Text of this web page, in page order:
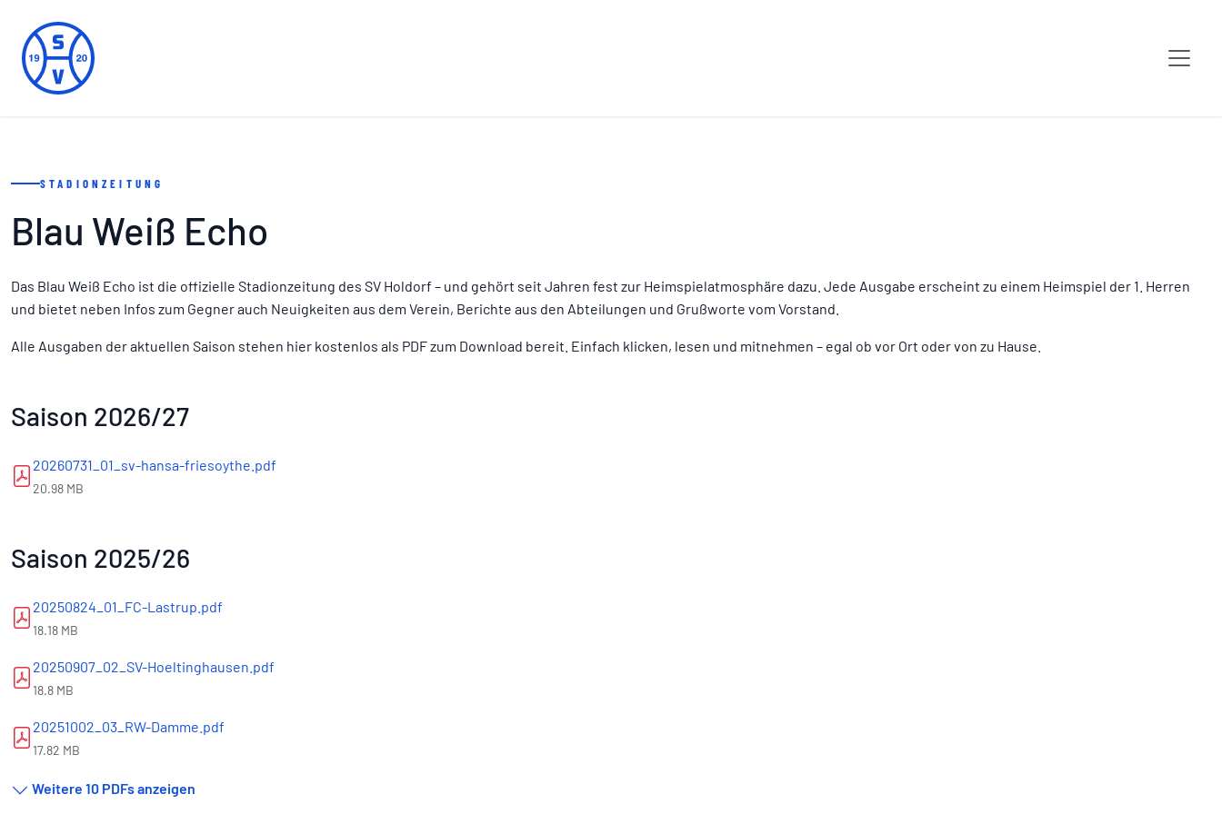
STADIONZEITUNG
Blau Weiß Echo
Das Blau Weiß Echo ist die offizielle Stadionzeitung des SV Holdorf – und gehört seit Jahren fest zur Heimspielatmosphäre dazu. Jede Ausgabe erscheint zu einem Heimspiel der 1. Herren
und bietet neben Infos zum Gegner auch Neuigkeiten aus dem Verein, Berichte aus den Abteilungen und Grußworte vom Vorstand.
Alle Ausgaben der aktuellen Saison stehen hier kostenlos als PDF zum Download bereit. Einfach klicken, lesen und mitnehmen – egal ob vor Ort oder von zu Hause.
Saison 2026/27
20260731_01_sv-hansa-friesoythe.pdf
20.98 MB
Saison 2025/26
20250824_01_FC-Lastrup.pdf
18.18 MB
20250907_02_SV-Hoeltinghausen.pdf
18.8 MB
20251002_03_RW-Damme.pdf
17.82 MB
Weitere 10 PDFs anzeigen